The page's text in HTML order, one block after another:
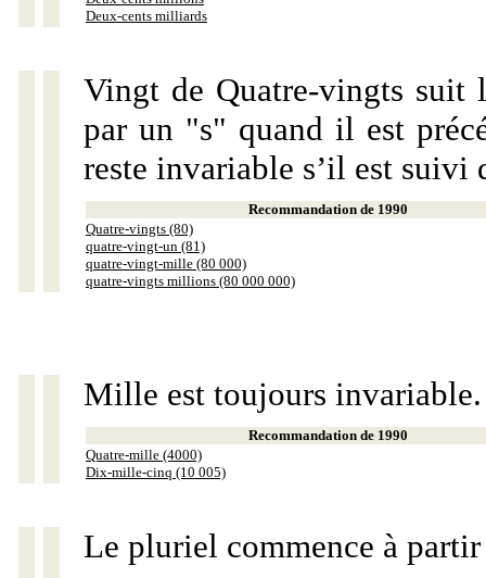
Deux-cents milliards
Vingt de Quatre-vingts suit
par un "s" quand il est
reste invariable s’il est suivi
Recommandation de 1990
Quatre-vingts (80)
quatre-vingt-un (81)
quatre-vingt-mille (80 000)
quatre-vingts millions (80 000 000)
Mille est toujours invariable.
Recommandation de 1990
Quatre-mille (4000)
Dix-mille-cinq (10 005)
Le pluriel commence à